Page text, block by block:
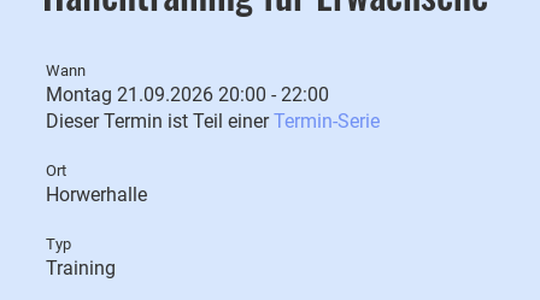
Wann
Montag 21.09.2026 20:00 - 22:00
Dieser Termin ist Teil einerTermin-Serie
Ort
Horwerhalle
Typ
Training